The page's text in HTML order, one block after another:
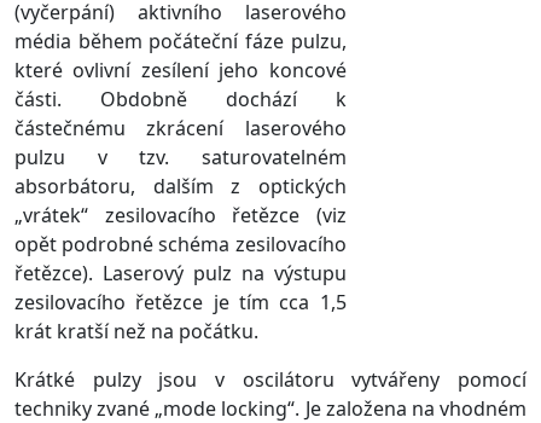
(vyčerpání) aktivního laserového
média během počáteční fáze pulzu,
které ovlivní zesílení jeho koncové
části. Obdobně dochází k
částečnému zkrácení laserového
pulzu v tzv. saturovatelném
absorbátoru, dalším z optických
„vrátek“ zesilovacího řetězce (viz
opět podrobné schéma zesilovacího
řetězce). Laserový pulz na výstupu
zesilovacího řetězce je tím cca 1,5
krát kratší než na počátku.
Krátké pulzy jsou v oscilátoru vytvářeny pomocí
techniky zvané „mode locking“. Je založena na vhodném